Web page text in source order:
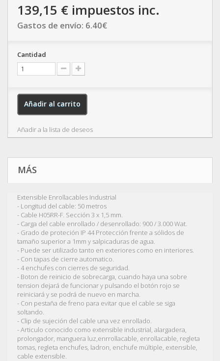
139,15 € impuestos inc.
Gastos de envío: 6.40€
Cantidad
Añadir al carrito
Añadir a la lista de deseos
MÁS
Extensible Enrollacables Industrial
- Longitud del cable: 50 metros
- Cable H05RR-F. Sección 3 x 1,5 mm.
- Carga del cable enrollado / desenrollado: 900 / 3.000 Wat.
- Grado de proteción IP 44 Protección frente a sólidos de
tamaño superior a 1mm y salpicaduras de agua.
- Puede ser utilizado tanto en exteriores como en interiores.
- Con tapas de cierre automatico.
- 4 enchufes con cierres de seguridad.
- Boton de reinicio de sobrecarga, cuando haya una sobre
tension dejará de funcionar y pulsando el botón rojo se
reiniciará y se podrá de nuevo en marcha.
- Con pestaña de freno para evitar que el cable se siga
soltando.
- Clip de sujeción del cable una vez enrollado.
- Articulo conocido como extensible industrial, alargadera,
prolongador, manguera luz,enrrollacable, enrollacable, regleta
tomas, regleta enchufes, ladron, enchufe múltiple, extensible,
cable extensible.